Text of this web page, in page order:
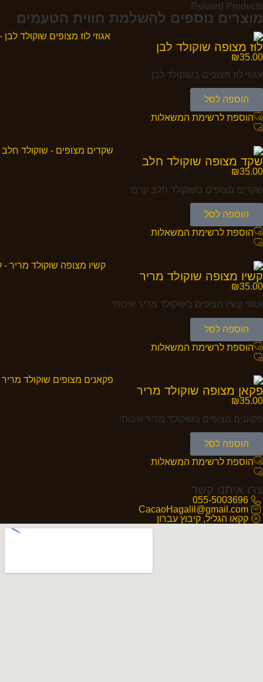
Related Products
מוצרים נוספים להשלמת חווית הטעמים
לוז מצופה שוקולד לבן
₪35.00
אגוזי לוז מצופים בשוקולד לבן
הוספה לסל
הוספת לרשימת המשאלות
שקד מצופה שוקולד חלב
₪35.00
שקדים מצופים בשוקולד חלב קרמי
הוספה לסל
הוספת לרשימת המשאלות
קשיו מצופה שוקולד מריר
₪35.00
אגוזי קשיו מצופים בשוקולד מריר איכותי
הוספה לסל
הוספת לרשימת המשאלות
פקאן מצופה שוקולד מריר
₪35.00
פקאנים מצופים בשוקולד מריר איכותי
הוספה לסל
הוספת לרשימת המשאלות
צרו איתנו קשר
055-5003696
CacaoHagalil@gmail.com
קקאו הגליל, קיבוץ עברון